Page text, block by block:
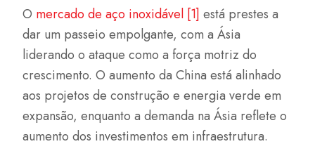
O mercado de aço inoxidável [1] está prestes a
dar um passeio empolgante, com a Ásia
liderando o ataque como a força motriz do
crescimento. O aumento da China está alinhado
aos projetos de construção e energia verde em
expansão, enquanto a demanda na Ásia reflete o
aumento dos investimentos em infraestrutura.